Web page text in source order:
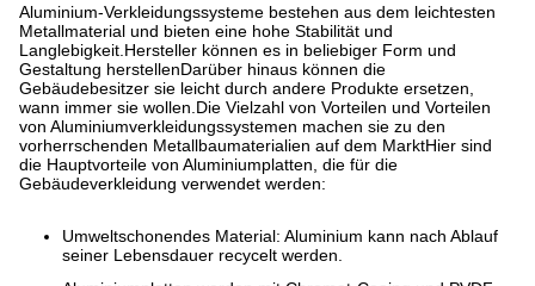
Aluminium-Verkleidungssysteme bestehen aus dem leichtesten
Metallmaterial und bieten eine hohe Stabilität und
Langlebigkeit.Hersteller können es in beliebiger Form und
Gestaltung herstellenDarüber hinaus können die
Gebäudebesitzer sie leicht durch andere Produkte ersetzen,
wann immer sie wollen.Die Vielzahl von Vorteilen und Vorteilen
von Aluminiumverkleidungssystemen machen sie zu den
vorherrschenden Metallbaumaterialien auf dem MarktHier sind
die Hauptvorteile von Aluminiumplatten, die für die
Gebäudeverkleidung verwendet werden:
Umweltschonendes Material: Aluminium kann nach Ablauf
seiner Lebensdauer recycelt werden.